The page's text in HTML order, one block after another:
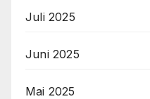
Juli 2025
Juni 2025
Mai 2025